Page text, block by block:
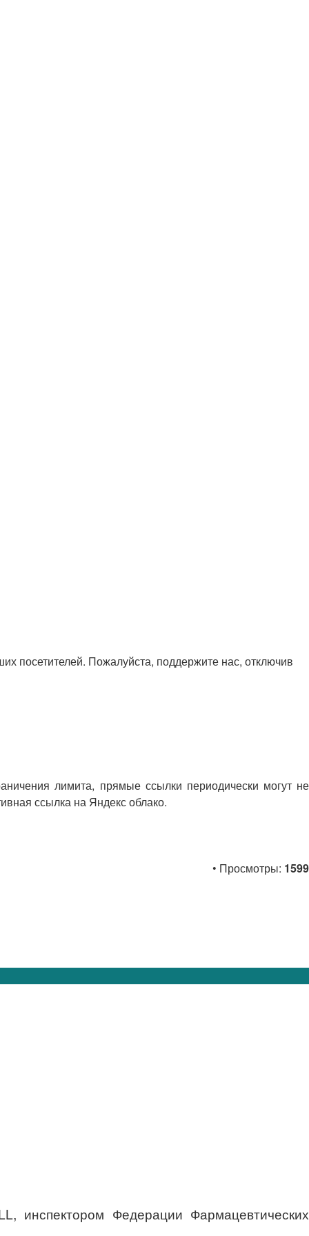
посетителей. Пожалуйста, поддержите нас, отключив
лимита, прямые ссылки периодически могут не
ссылка на Яндекс облако.
• Просмотры: 1599
инспектором Федерации Фармацевтических